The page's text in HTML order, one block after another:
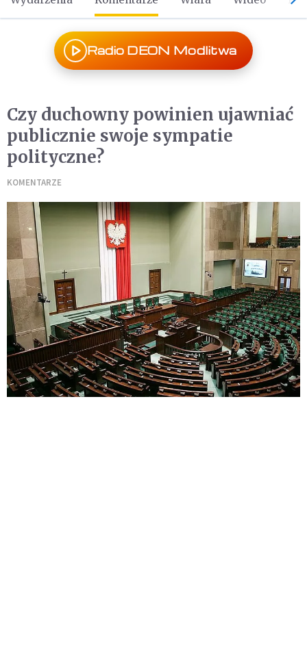
Radio DEON Modlitwa
Czy duchowny powinien ujawniać
publicznie swoje sympatie
polityczne?
KOMENTARZE